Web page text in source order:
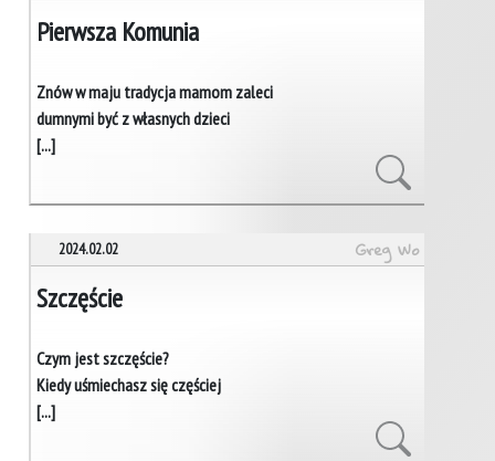
Pierwsza Komunia
Znów w maju tradycja mamom zaleci
dumnymi być z własnych dzieci
[...]
Greg Wo
2024.02.02
Szczęście
Czym jest szczęście?
Kiedy uśmiechasz się częściej
[...]